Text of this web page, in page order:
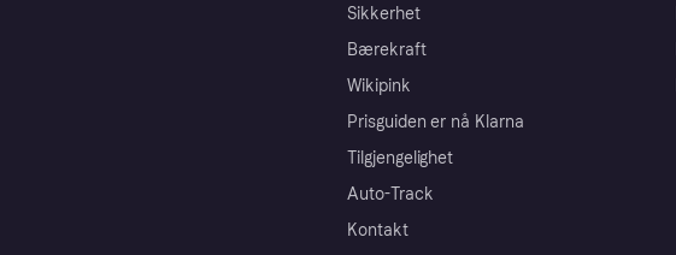
Sikkerhet
Bærekraft
Wikipink
Prisguiden er nå Klarna
Tilgjengelighet
Auto-Track
Kontakt